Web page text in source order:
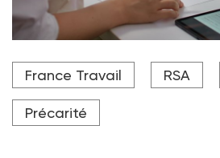
Depuis le 1er janvier 2025, l’ex-
les inscriptions de toutes les
Crédit photo DC Studio Adobe stock
France Travail RSA
Précarité